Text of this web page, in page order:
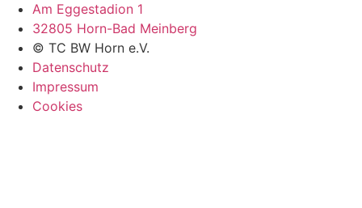
Am Eggestadion 1
32805 Horn-Bad Meinberg
© TC BW Horn e.V.
Datenschutz
Impressum
Cookies